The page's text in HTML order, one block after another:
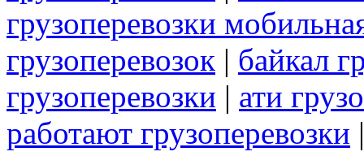
грузоперевозки
грузоперевозок | байкал
грузоперевозки | ати
работают грузоперевозки